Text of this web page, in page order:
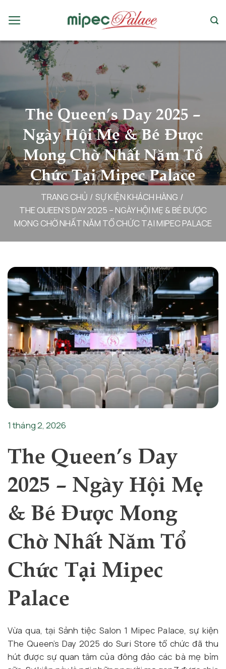
đến
dung
The Queen’s Day 2025 –
Ngày Hội Mẹ & Bé Được
Mong Chờ Nhất Năm Tổ
Chức Tại Mipec Palace
TRANG CHỦ / SỰ KIỆN KHÁCH HÀNG /
THE QUEEN’S DAY 2025 – NGÀY HỘI MẸ & BÉ ĐƯỢC
MONG CHỜ NHẤT NĂM TỔ CHỨC TẠI MIPEC PALACE
1 tháng 2, 2026
The Queen’s Day
2025 – Ngày Hội Mẹ
& Bé Được Mong
Chờ Nhất Năm Tổ
Chức Tại Mipec
Palace
Vừa qua, tại Sảnh tiệc Salon 1 Mipec Palace, sự kiện
The Queen’s Day 2025 do Suri Store tổ chức đã thu
hút được sự quan tâm của đông đảo các bà mẹ bỉm